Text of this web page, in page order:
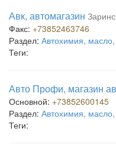
Авк, автомагазин
Факс: +73852463746
Раздел: Автохимия, масло,
Теги:
Авто Профи, магазин
Основной: +73852600145
Раздел: Автохимия, масло,
Теги: